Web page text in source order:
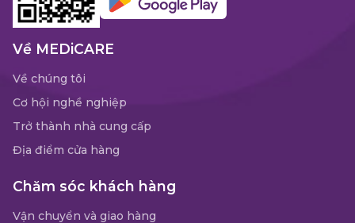
Về MEDiCARE
Về chúng tôi
Cơ hội nghề nghiệp
Trở thành nhà cung cấp
Địa điểm cửa hàng
Chăm sóc khách hàng
Vận chuyển và giao hàng